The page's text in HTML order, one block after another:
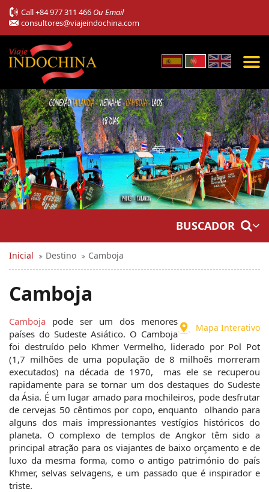
Call+84 977 311 466 Ou Email
consultores@viajeindochina.com
BUSCADOR
Inicial Destino Camboja
Camboja
Mapa Interativo
Camboja pode ser um dos menores
países do Sudeste Asiático. O Camboja
foi destruído pelo Khmer Vermelho, liderado por Pol Pot
(1,7 milhões de uma população de 8 milhoẽs morreram
executados) na década de 1970,  mas ele se recuperou
rapidamente para se tornar um dos destaques do Sudeste
da Ásia. É um lugar amado para mochileiros, pode desfrutar
de cervejas 50 cêntimos por copo, enquanto  olhando para
alguns dos mais impressionantes vestígios históricos do
planeta. O complexo de templos de Angkor têm sido a
principal atração para os viajantes de baixo orçamento e de
luxo da mesma forma, como o antigo património do país
Khmer, selvas selvagens, e um passado que é inspirador e
triste.